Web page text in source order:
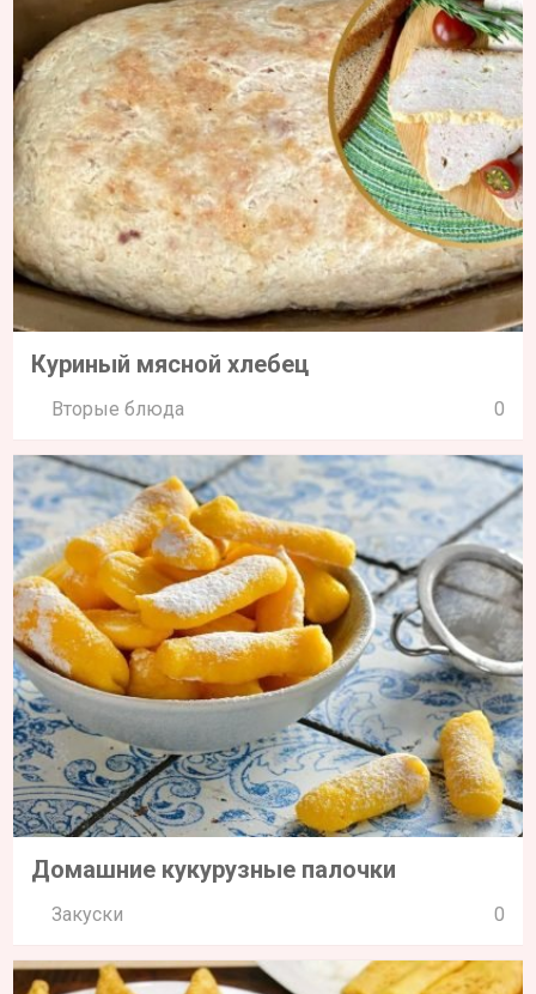
Куриный мясной хлебец
Вторые блюда 0
Домашние кукурузные палочки
Закуски 0